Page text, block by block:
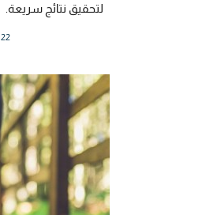
لتحقيق نتائج سريعة.
22 فبراير 2026 | 06:00 مساءً